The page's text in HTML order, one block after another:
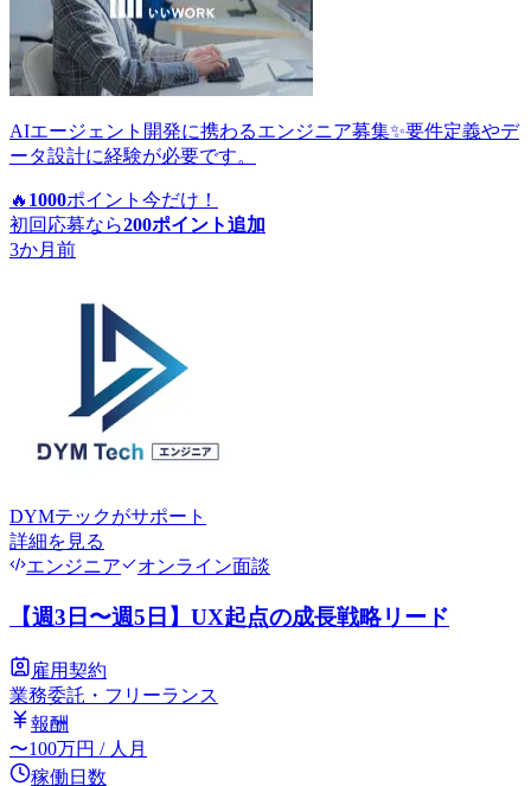
AIエージェント開発に携わるエンジニア募集✨要件定義やデ
ータ設計に経験が必要です。
🔥 1000ポイント 今だけ！
初回応募なら200ポイント追加
3か月前
DYMテックがサポート
詳細を見る
エンジニア
オンライン面談
【週3日〜週5日】UX起点の成長戦略リード
雇用契約
業務委託・フリーランス
報酬
〜100万円 / 人月
稼働日数